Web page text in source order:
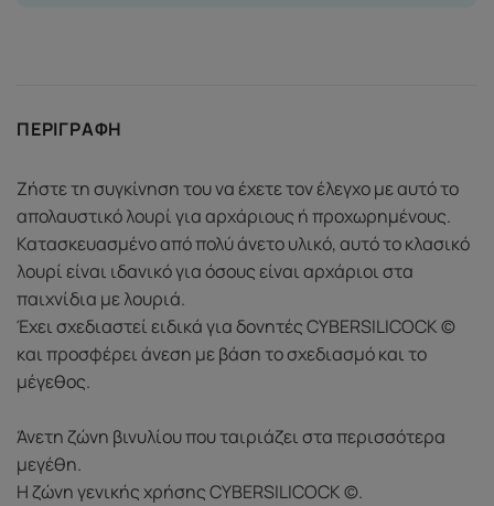
ΠΕΡΙΓΡΑΦΉ
Ζήστε τη συγκίνηση του να έχετε τον έλεγχο με αυτό το
απολαυστικό λουρί για αρχάριους ή προχωρημένους.
Κατασκευασμένο από πολύ άνετο υλικό, αυτό το κλασικό
λουρί είναι ιδανικό για όσους είναι αρχάριοι στα
παιχνίδια με λουριά.
Έχει σχεδιαστεί ειδικά για δονητές CYBERSILICOCK ©
και προσφέρει άνεση με βάση το σχεδιασμό και το
μέγεθος.
Άνετη ζώνη βινυλίου που ταιριάζει στα περισσότερα
μεγέθη.
Η ζώνη γενικής χρήσης CYBERSILICOCK ©.